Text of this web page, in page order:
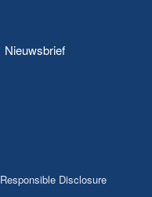
Nieuwsbrief
Responsible Disclosure